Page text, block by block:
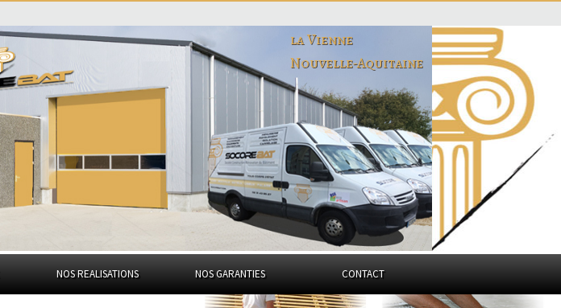
la Vienne
Nouvelle-Aquitaine
NOS REALISATIONS NOS GARANTIES CONTACT